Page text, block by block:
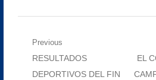
Navegación
Previous
Previous
post:
RESULTADOS
DEPORTIVOS DEL FIN
Next
post:
EL